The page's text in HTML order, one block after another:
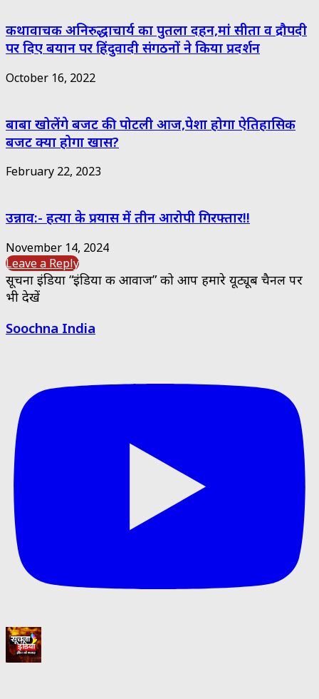
कथावाचक अनिरुद्धाचार्य का पुतला दहन,मां सीता व द्रौपदी
पर दिए बयान पर हिंदुवादी संगठनों ने किया प्रदर्शन
October 16, 2022
बाबा खोलेंगे बजट की पोटली आज,पेशा होगा ऐतिहासिक
बजट क्या होगा खास?
February 22, 2023
उन्नाव:- हत्या के प्रयास में तीन आरोपी गिरफ्तार!!
November 14, 2024
Leave a Reply
सूचना इंडिया “इंडिया की आवाज” को आप हमारे यूट्यूब चैनल पर
भी देखें
Soochna India